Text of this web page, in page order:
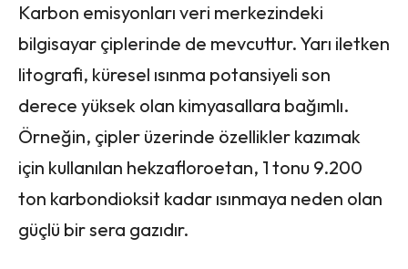
Karbon emisyonları veri merkezindeki
bilgisayar çiplerinde de mevcuttur. Yarı iletken
litografi, küresel ısınma potansiyeli son
derece yüksek olan kimyasallara bağımlı.
Örneğin, çipler üzerinde özellikler kazımak
için kullanılan hekzafloroetan, 1 tonu 9.200
ton karbondioksit kadar ısınmaya neden olan
güçlü bir sera gazıdır.